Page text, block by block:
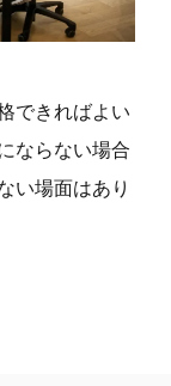
できればよい
ならない場合
い場面はあり